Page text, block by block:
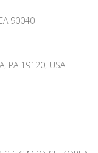
90040
PA 19120, USA